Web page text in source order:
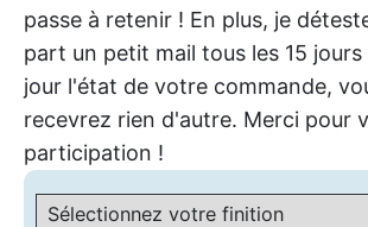
passe à retenir ! En plus, je
part un petit mail tous les 15
jour l'état de votre commande,
recevrez rien d'autre. Merci pour
participation !